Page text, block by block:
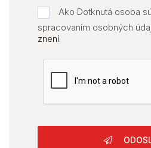
Ako Dotknutá osoba
spracovaním osobných
znení.